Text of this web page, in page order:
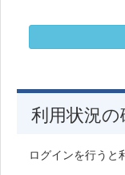
利用状況
ログインを行うと